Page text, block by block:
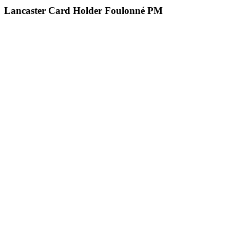
Lancaster Card Holder Foulonné PM